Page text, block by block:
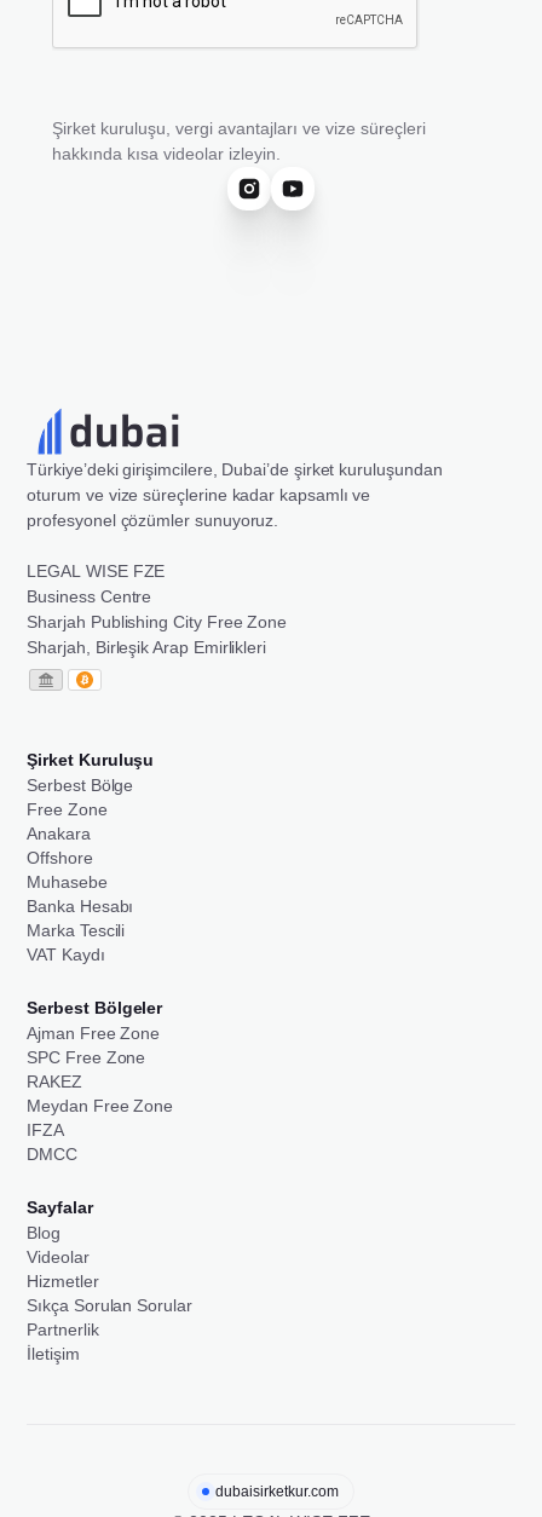
Şirket kuruluşu, vergi avantajları ve vize süreçleri
hakkında kısa videolar izleyin.
Türkiye’deki girişimcilere, Dubai’de şirket kuruluşundan
oturum ve vize süreçlerine kadar kapsamlı ve
profesyonel çözümler sunuyoruz.
LEGAL WISE FZE
Business Centre
Sharjah Publishing City Free Zone
Sharjah, Birleşik Arap Emirlikleri
Şirket Kuruluşu
Serbest Bölge
Free Zone
Anakara
Offshore
Muhasebe
Banka Hesabı
Marka Tescili
VAT Kaydı
Serbest Bölgeler
Ajman Free Zone
SPC Free Zone
RAKEZ
Meydan Free Zone
IFZA
DMCC
Sayfalar
Blog
Videolar
Hizmetler
Sıkça Sorulan Sorular
Partnerlik
İletişim
dubaisirketkur.com